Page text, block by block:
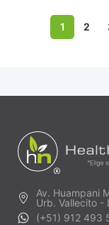
1 2
Av. Huampani
Urb. Vallecito -
(+51) 912 493